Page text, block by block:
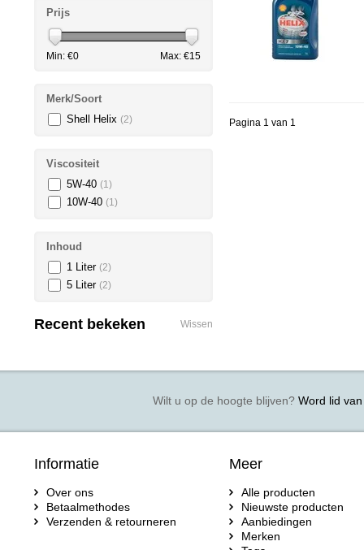
Pagina 1 van 1
Prijs
Min: €0 Max: €15
Merk/Soort
Shell Helix (2)
Viscositeit
5W-40 (1)
10W-40 (1)
Inhoud
1 Liter (2)
5 Liter (2)
Recent bekeken Wissen
Wilt u op de hoogte blijven?Word lid van
Informatie
Over ons
Betaalmethodes
Verzenden & retourneren
Meer
Alle producten
Nieuwste producten
Aanbiedingen
Merken